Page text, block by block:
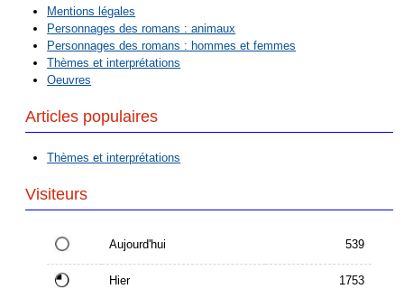
Mentions légales
Personnages des romans : animaux
Personnages des romans : hommes et femmes
Thèmes et interprétations
Oeuvres
Articles populaires
Thèmes et interprétations
Visiteurs
Aujourd'hui 539
Hier 1753